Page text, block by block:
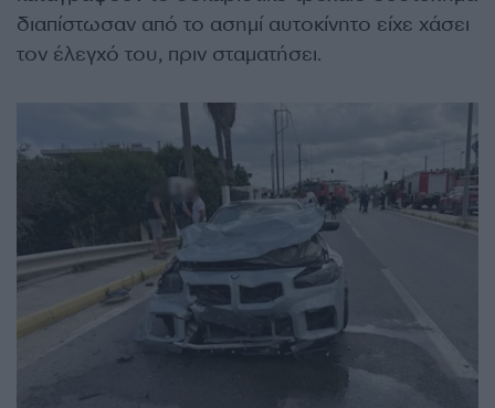
διαπίστωσαν από το ασημί αυτοκίνητο είχε χάσει
τον έλεγχό του, πριν σταματήσει.